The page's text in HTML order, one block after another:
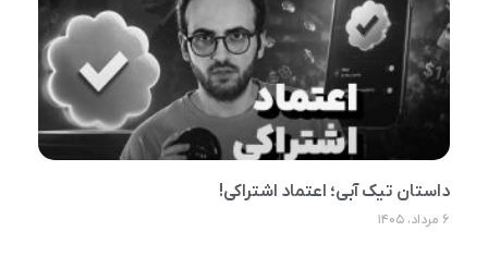
داستان تیک آبی؛ اعتماد اشتراکی!
۶ مرداد، ۱۴۰۵